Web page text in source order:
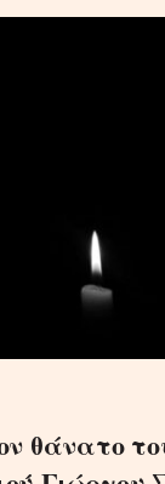
θάνατο